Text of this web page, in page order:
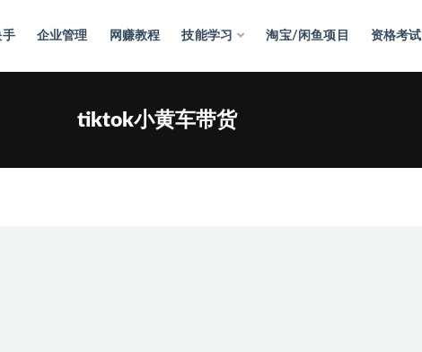
企业管理 网赚教程 技能学习 淘宝/闲鱼项目 资格考试
tiktok小黄车带货